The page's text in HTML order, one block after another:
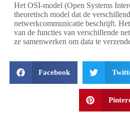
Het OSI-model (Open Systems
theoretisch model dat de
netwerkcommunicatie beschrijft.
van de functies van verschillende
ze samenwerken om data te
Facebook